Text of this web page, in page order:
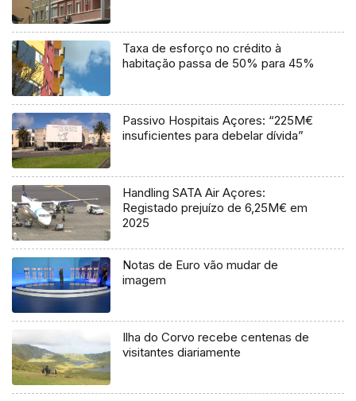
Taxa de esforço no crédito à
habitação passa de 50% para 45%
Passivo Hospitais Açores: “225M€
insuficientes para debelar dívida”
Handling SATA Air Açores:
Registado prejuízo de 6,25M€ em
2025
Notas de Euro vão mudar de
imagem
Ilha do Corvo recebe centenas de
visitantes diariamente